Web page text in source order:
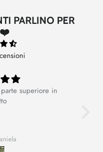
PARLINO PER
❤️
superiore in